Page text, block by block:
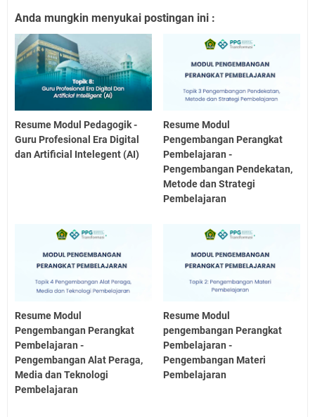
Anda mungkin menyukai postingan ini :
Resume Modul Pedagogik -
Guru Profesional Era Digital
dan Artificial Intelegent (AI)
Resume Modul
Pengembangan Perangkat
Pembelajaran -
Pengembangan Pendekatan,
Metode dan Strategi
Pembelajaran
Resume Modul
Pengembangan Perangkat
Pembelajaran -
Pengembangan Alat Peraga,
Media dan Teknologi
Pembelajaran
Resume Modul
pengembangan Perangkat
Pembelajaran -
Pengembangan Materi
Pembelajaran